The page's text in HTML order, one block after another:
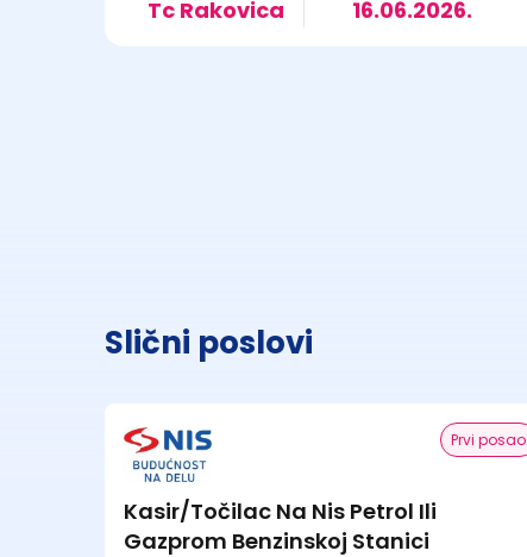
Tc Rakovica
16.06.2026.
Slični poslovi
Prvi posao
Kasir/Točilac Na Nis Petrol Ili
Gazprom Benzinskoj Stanici